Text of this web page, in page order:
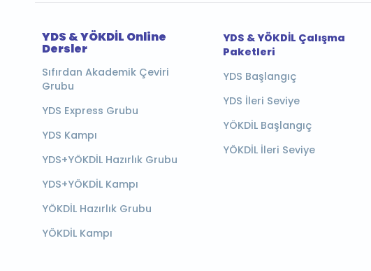
YDS & YÖKDİL Online
Dersler
Sıfırdan Akademik Çeviri
Grubu
YDS Express Grubu
YDS Kampı
YDS+YÖKDİL Hazırlık Grubu
YDS+YÖKDİL Kampı
YÖKDİL Hazırlık Grubu
YÖKDİL Kampı
YDS & YÖKDİL Çalışma
Paketleri
YDS Başlangıç
YDS İleri Seviye
YÖKDİL Başlangıç
YÖKDİL İleri Seviye